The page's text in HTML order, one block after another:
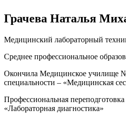
Грачева Наталья
Медицинский лабораторный
Среднее профессиональное
Окончила Медицинское училище
специальности – «Медицинская
Профессиональная
«Лабораторная диагностика»